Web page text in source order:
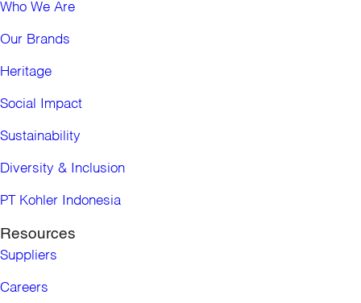
Who We Are
Our Brands
Heritage
Social Impact
Sustainability
Diversity & Inclusion
PT Kohler Indonesia
Resources
Suppliers
Careers